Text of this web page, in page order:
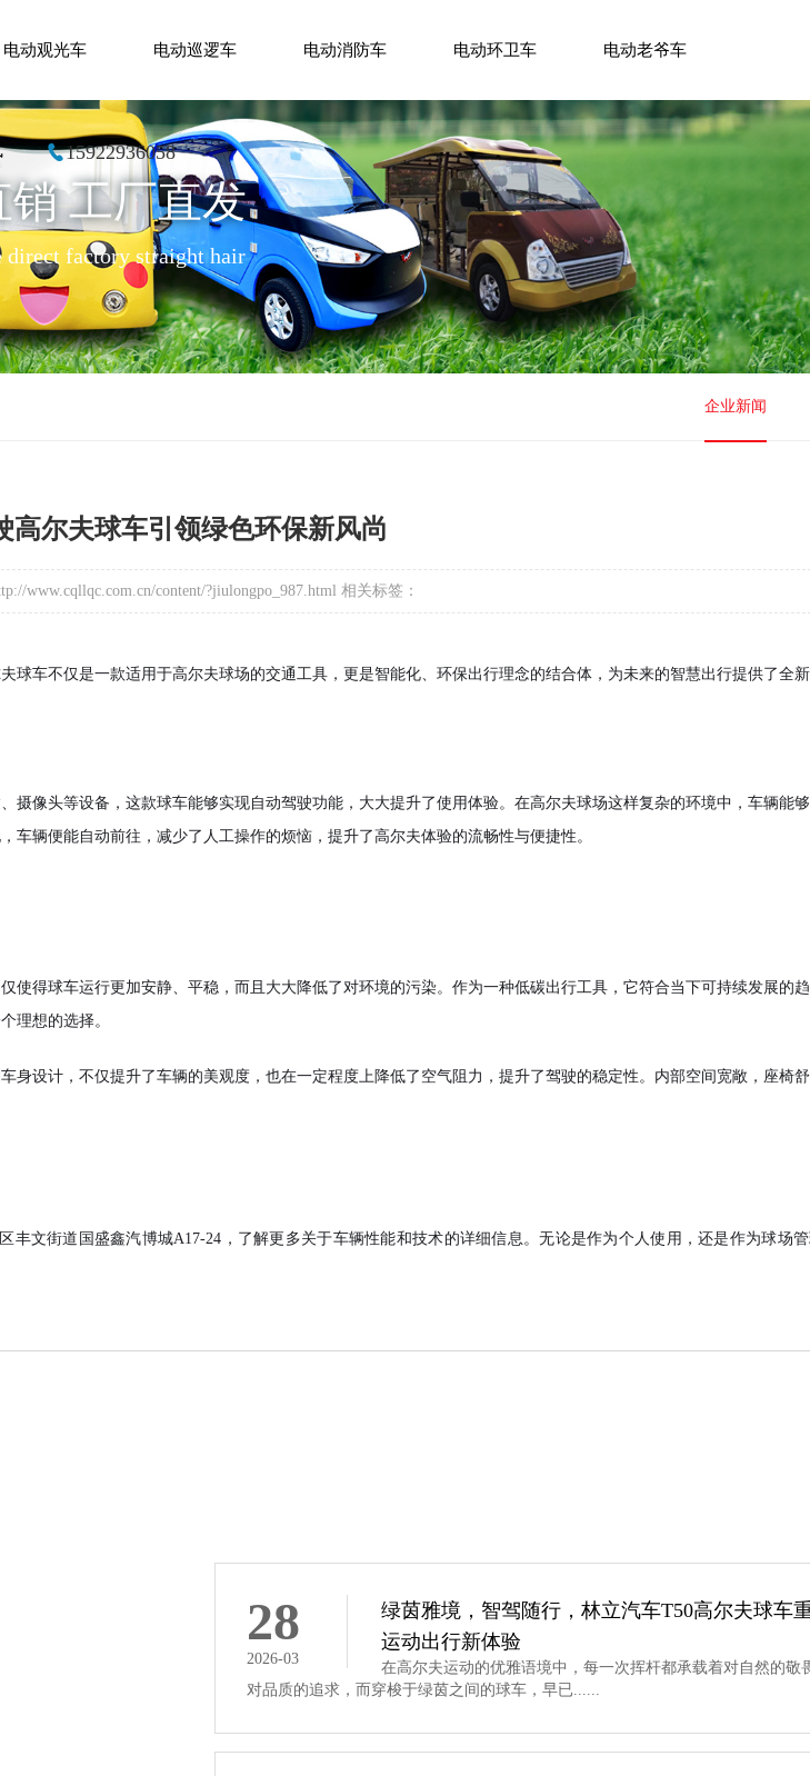
电动观光车 电动巡逻车 电动消防车 电动环卫车 电动老爷车
15922936058
销 工厂直发
direct factory straight hair
企业新闻
高尔夫球车引领绿色环保新风尚
www.cqllqc.com.cn/content/?jiulongpo_987.html 相关标签：
车不仅是一款适用于高尔夫球场的交通工具，更是智能化、环保出行理念的结合体，为未来的智慧出行提供了全
像头等设备，这款球车能够实现自动驾驶功能，大大提升了使用体验。在高尔夫球场这样复杂的环境中，车辆能
辆便能自动前往，减少了人工操作的烦恼，提升了高尔夫体验的流畅性与便捷性。
得球车运行更加安静、平稳，而且大大降低了对环境的污染。作为一种低碳出行工具，它符合当下可持续发展的
理想的选择。
设计，不仅提升了车辆的美观度，也在一定程度上降低了空气阻力，提升了驾驶的稳定性。内部空间宽敞，座椅
文街道国盛鑫汽博城A17-24，了解更多关于车辆性能和技术的详细信息。无论是作为个人使用，还是作为球场
28
2026-03
绿茵雅境，智驾随行，林立汽车T50高尔夫球车
运动出行新体验
在高尔夫运动的优雅语境中，每一次挥杆都承载着对自然的敬
对品质的追求，而穿梭于绿茵之间的球车，早已......